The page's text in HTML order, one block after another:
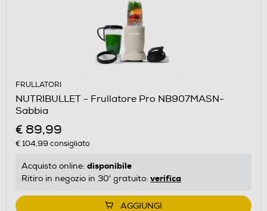
FRULLATORI
NUTRIBULLET - Frullatore Pro NB907MASN-
Sabbia
€ 89,99
€ 104,99 consigliato
Acquisto online: disponibile
Ritiro in negozio in 30' gratuito: verifica
AGGIUNGI